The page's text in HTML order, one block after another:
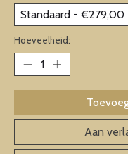
Hoeveelheid:
Aan